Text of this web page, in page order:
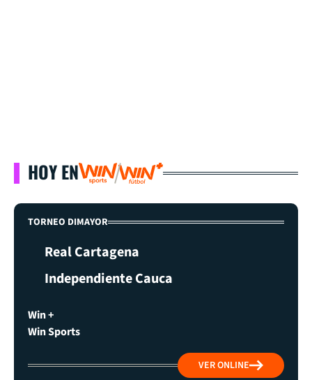
HOY EN
TORNEO DIMAYOR
Real Cartagena
Independiente Cauca
Win +
Win Sports
VER ONLINE